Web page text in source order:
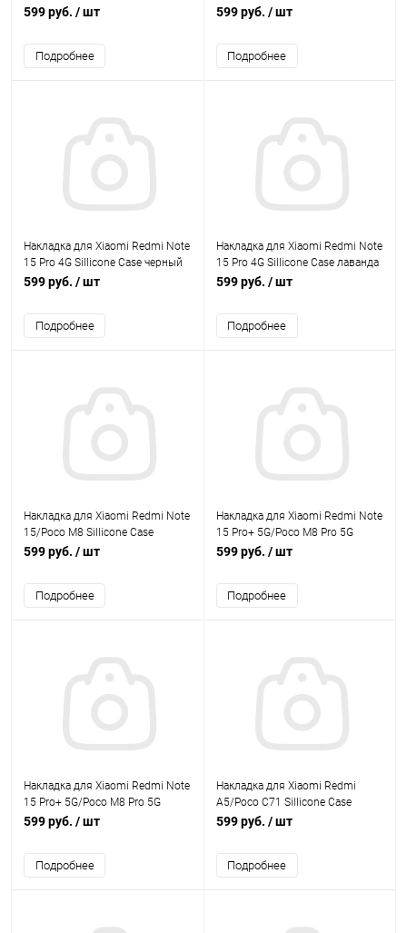
Krutoff
599 руб. / шт
Подробнее
черный Krutoff
599 руб. / шт
Подробнее
Накладка для Xiaomi Redmi Note
15 Pro 4G Sillicone Case черный
Krutoff
599 руб. / шт
Подробнее
Накладка для Xiaomi Redmi Note
15 Pro 4G Sillicone Case лаванда
Krutoff
599 руб. / шт
Подробнее
Накладка для Xiaomi Redmi Note
15/Poco M8 Sillicone Case
лаванда Krutoff
599 руб. / шт
Подробнее
Накладка для Xiaomi Redmi Note
15 Pro+ 5G/Poco M8 Pro 5G
Sillicone Case черный Krutoff
599 руб. / шт
Подробнее
Накладка для Xiaomi Redmi Note
15 Pro+ 5G/Poco M8 Pro 5G
Sillicone Case лаванда Krutoff
599 руб. / шт
Подробнее
Накладка для Xiaomi Redmi
A5/Poco C71 Sillicone Case
черный Krutoff
599 руб. / шт
Подробнее